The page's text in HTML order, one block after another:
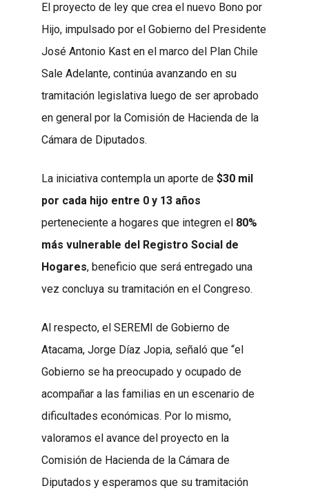
El proyecto de ley que crea el nuevo Bono por
Hijo, impulsado por el Gobierno del Presidente
José Antonio Kast en el marco del Plan Chile
Sale Adelante, continúa avanzando en su
tramitación legislativa luego de ser aprobado
en general por la Comisión de Hacienda de la
Cámara de Diputados.
La iniciativa contempla un aporte de $30 mil
por cada hijo entre 0 y 13 años
perteneciente a hogares que integren el 80%
más vulnerable del Registro Social de
Hogares, beneficio que será entregado una
vez concluya su tramitación en el Congreso.
Al respecto, el SEREMI de Gobierno de
Atacama, Jorge Díaz Jopia, señaló que “el
Gobierno se ha preocupado y ocupado de
acompañar a las familias en un escenario de
dificultades económicas. Por lo mismo,
valoramos el avance del proyecto en la
Comisión de Hacienda de la Cámara de
Diputados y esperamos que su tramitación